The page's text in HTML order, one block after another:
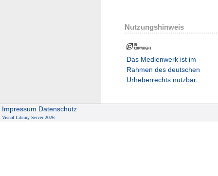
Nutzungshinweis
Das Medienwerk ist im
Rahmen des deutschen
Urheberrechts nutzbar.
Impressum Datenschutz
Visual Library Server 2026